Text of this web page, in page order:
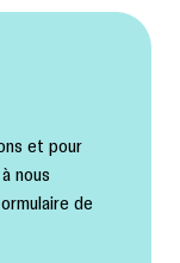
et pour
nous
de